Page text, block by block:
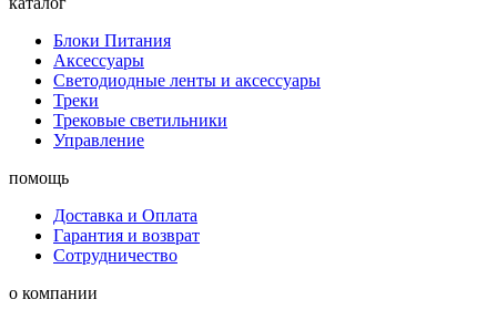
Блоки Питания
Аксессуары
Светодиодные ленты и аксессуары
Треки
Трековые светильники
Управление
помощь
Доставка и Оплата
Гарантия и возврат
Сотрудничество
о компании